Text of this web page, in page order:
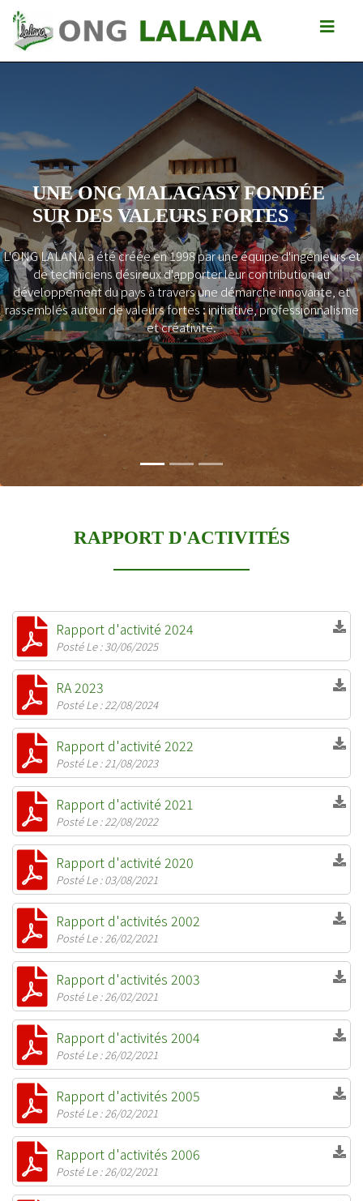
UNE ONG MALAGASY FONDÉE
SUR DES VALEURS FORTES
L'ONG LALANA a été créée en 1998 par une équipe d'ingénieurs et
de techniciens désireux d'apporter leur contribution au
développement du pays à travers une démarche innovante, et
rassemblés autour de valeurs fortes : initiative, professionnalisme
et créativité.
Previous Next
RAPPORT D'ACTIVITÉS
Rapport d'activité 2024
Posté Le : 30/06/2025
RA 2023
Posté Le : 22/08/2024
Rapport d'activité 2022
Posté Le : 21/08/2023
Rapport d'activité 2021
Posté Le : 22/08/2022
Rapport d'activité 2020
Posté Le : 03/08/2021
Rapport d'activités 2002
Posté Le : 26/02/2021
Rapport d'activités 2003
Posté Le : 26/02/2021
Rapport d'activités 2004
Posté Le : 26/02/2021
Rapport d'activités 2005
Posté Le : 26/02/2021
Rapport d'activités 2006
Posté Le : 26/02/2021